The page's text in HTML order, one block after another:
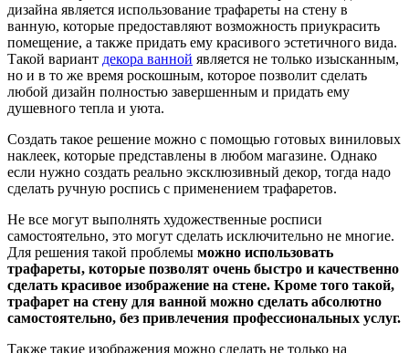
дизайна является использование трафареты на стену в
ванную, которые предоставляют возможность приукрасить
помещение, а также придать ему красивого эстетичного вида.
Такой вариант декора ванной является не только изысканным,
но и в то же время роскошным, которое позволит сделать
любой дизайн полностью завершенным и придать ему
душевного тепла и уюта.
Создать такое решение можно с помощью готовых виниловых
наклеек, которые представлены в любом магазине. Однако
если нужно создать реально эксклюзивный декор, тогда надо
сделать ручную роспись с применением трафаретов.
Не все могут выполнять художественные росписи
самостоятельно, это могут сделать исключительно не многие.
Для решения такой проблемы можно использовать
трафареты, которые позволят очень быстро и качественно
сделать красивое изображение на стене. Кроме того такой,
трафарет на стену для ванной можно сделать абсолютно
самостоятельно, без привлечения профессиональных услуг.
Также такие изображения можно сделать не только на